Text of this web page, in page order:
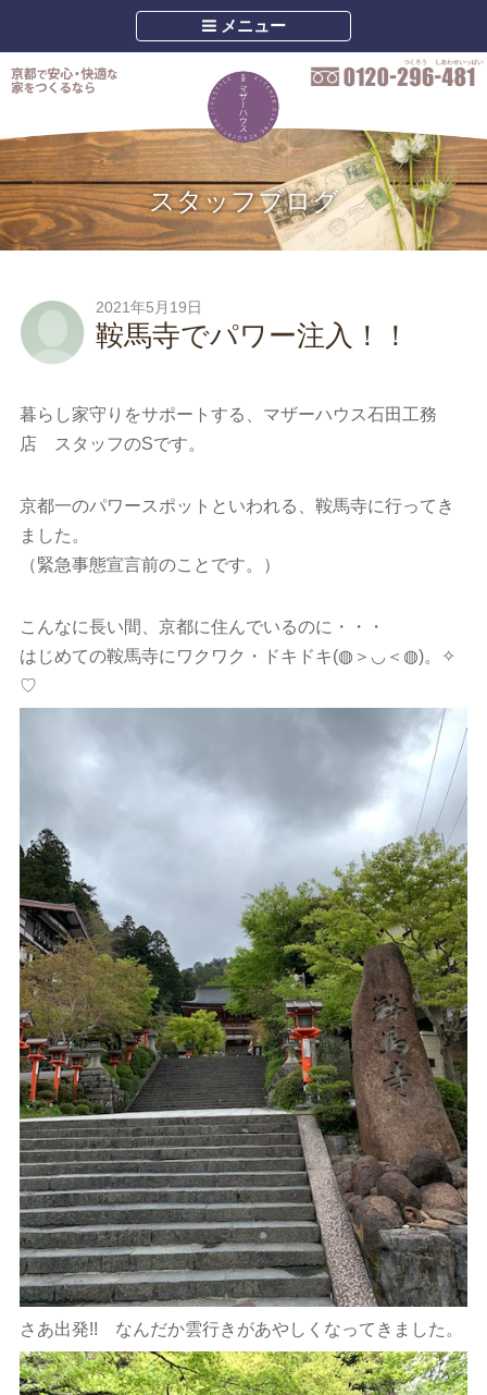
メニュー
スタッフブログ
2021年5月19日
鞍馬寺でパワー注入！！
暮らし家守りをサポートする、マザーハウス石田工務
店 スタッフのSです。
京都一のパワースポットといわれる、鞍馬寺に行ってき
ました。
（緊急事態宣言前のことです。）
こんなに長い間、京都に住んでいるのに・・・
はじめての鞍馬寺にワクワク・ドキドキ(◍＞◡＜◍)。✧
♡
さあ出発!! なんだか雲行きがあやしくなってきました。